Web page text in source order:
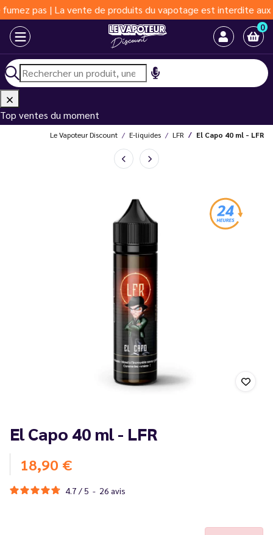
La vente de produits du vapotage est interdite aux moins de
0
Top ventes du moment
Le Vapoteur Discount E-liquides LFR El Capo 40 ml - LFR
El Capo 40 ml - LFR
18,90 €
4.7 / 5 - 26 avis